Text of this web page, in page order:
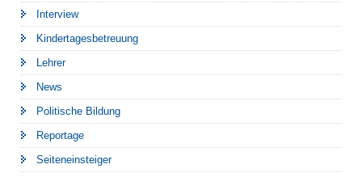
Interview
Kindertagesbetreuung
Lehrer
News
Politische Bildung
Reportage
Seiteneinsteiger